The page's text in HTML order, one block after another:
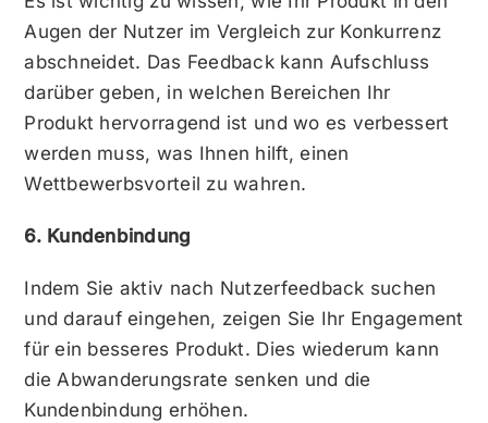
Augen der Nutzer im Vergleich zur Konkurrenz
abschneidet. Das Feedback kann Aufschluss
darüber geben, in welchen Bereichen Ihr
Produkt hervorragend ist und wo es verbessert
werden muss, was Ihnen hilft, einen
Wettbewerbsvorteil zu wahren.
6. Kundenbindung
Indem Sie aktiv nach Nutzerfeedback suchen
und darauf eingehen, zeigen Sie Ihr Engagement
für ein besseres Produkt. Dies wiederum kann
die Abwanderungsrate senken und die
Kundenbindung erhöhen.